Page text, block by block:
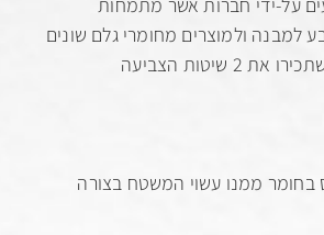
למבנה ולמוצרים מחומרי גלם שונים
כגון מתכת, ברזל ופלסטיק. לפני שאתם מזמינים שירותי צביעה לבית העסק או לחברה שלכם, כדאי שתכירו את 2 שיטות הצביעה
בחומר ממנו עשוי המשטח בצורה